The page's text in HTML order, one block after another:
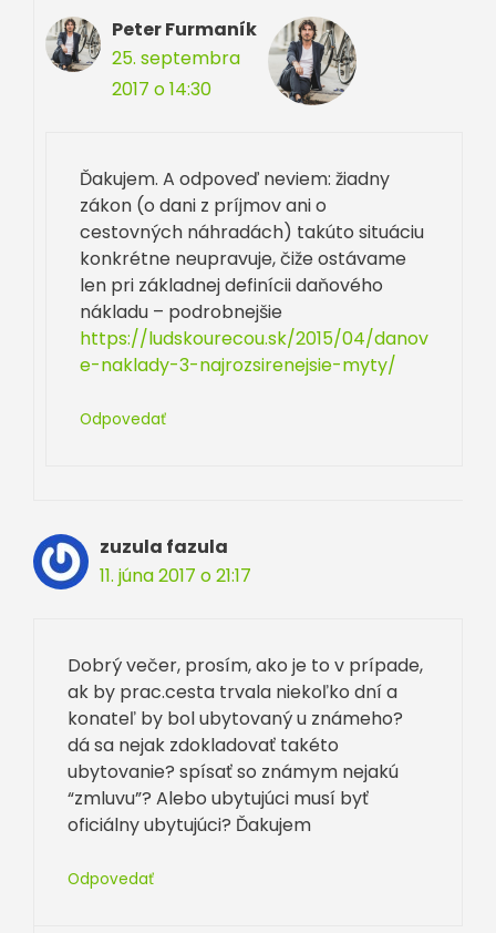
Peter Furmaník
25. septembra
2017 o 14:30
Ďakujem. A odpoveď neviem: žiadny
zákon (o dani z príjmov ani o
cestovných náhradách) takúto situáciu
konkrétne neupravuje, čiže ostávame
len pri základnej definícii daňového
nákladu – podrobnejšie
https://ludskourecou.sk/2015/04/danov
e-naklady-3-najrozsirenejsie-myty/
Odpovedať
zuzula fazula
11. júna 2017 o 21:17
Dobrý večer, prosím, ako je to v prípade,
ak by prac.cesta trvala niekoľko dní a
konateľ by bol ubytovaný u známeho?
dá sa nejak zdokladovať takéto
ubytovanie? spísať so známym nejakú
“zmluvu”? Alebo ubytujúci musí byť
oficiálny ubytujúci? Ďakujem
Odpovedať